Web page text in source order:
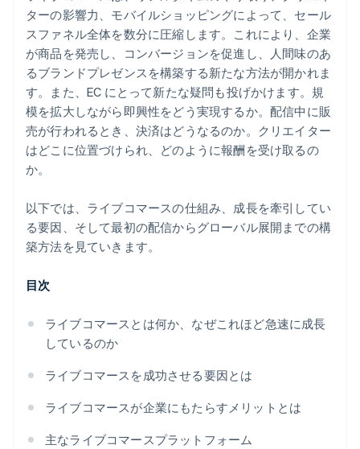
ターの影響力、モバイルショッピングによって、セール
スファネル全体を数分に圧縮します。これにより、企業
が商品を発売し、コンバージョンを促進し、人間味のあ
るブランドプレゼンスを構築する新たな方法が開かれま
す。また、EC にとって新たな疑問も投げかけます。規
模を拡大しながら即興性をどう実現するか。配信中に販
売が行われるとき、決済はどうなるのか。クリエイター
はどこに位置づけられ、どのように報酬を受け取るの
か。
以下では、ライブコマースの仕組み、成長を牽引してい
る要因、そして最初の配信からグローバル展開までの構
築方法を見ていきます。
目次
ライブコマースとは何か、なぜこれほど急速に成長
しているのか
ライブコマースを成功させる要因とは
ライブコマースが企業にもたらすメリットとは
主なライブコマースプラットフォーム